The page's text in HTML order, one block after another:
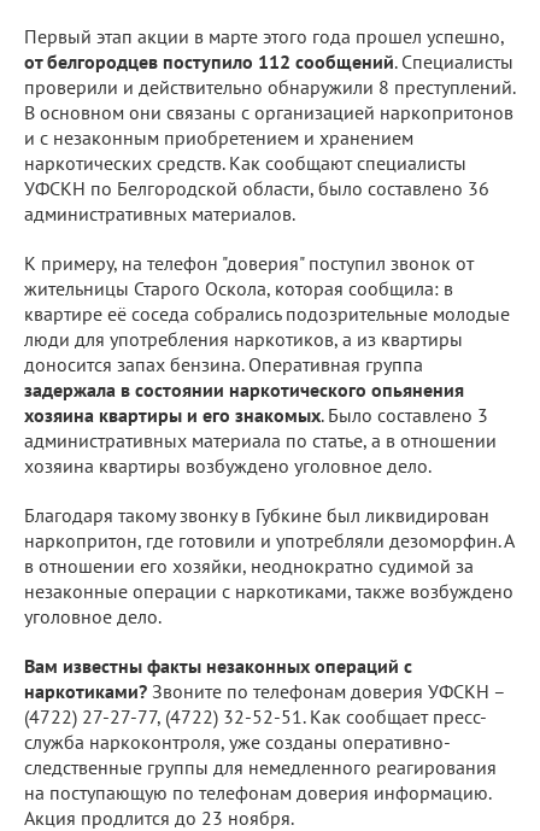
Первый этап акции в марте этого года прошел успешно,
от белгородцев поступило 112 сообщений. Специалисты
проверили и действительно обнаружили 8 преступлений.
В основном они связаны с организацией наркопритонов
и с незаконным приобретением и хранением
наркотических средств. Как сообщают специалисты
УФСКН по Белгородской области, было составлено 36
административных материалов.
К примеру, на телефон "доверия" поступил звонок от
жительницы Старого Оскола, которая сообщила: в
квартире её соседа собрались подозрительные молодые
люди для употребления наркотиков, а из квартиры
доносится запах бензина. Оперативная группа
задержала в состоянии наркотического опьянения
хозяина квартиры и его знакомых. Было составлено 3
административных материала по статье, а в отношении
хозяина квартиры возбуждено уголовное дело.
Благодаря такому звонку в Губкине был ликвидирован
наркопритон, где готовили и употребляли дезоморфин. А
в отношении его хозяйки, неоднократно судимой за
незаконные операции с наркотиками, также возбуждено
уголовное дело.
Вам известны факты незаконных операций с
наркотиками? Звоните по телефонам доверия УФСКН –
(4722) 27-27-77, (4722) 32-52-51. Как сообщает пресс-
служба наркоконтроля, уже созданы оперативно-
следственные группы для немедленного реагирования
на поступающую по телефонам доверия информацию.
Акция продлится до 23 ноября.